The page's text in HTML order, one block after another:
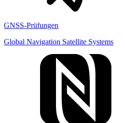
GNSS-Prüfungen
Global Navigation Satellite Systems